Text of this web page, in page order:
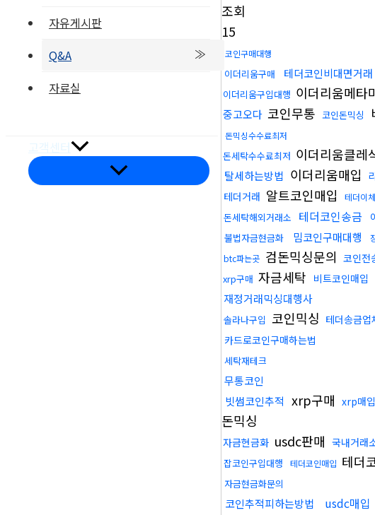
고객센터
메
뉴
토
자유게시판
Q&A
자료실
조회
15
코인구매대행
이더리움구매 테더코인비대면거래
이더리움구입대행 이더리움메타
중고오다 코인무통 코인돈믹싱
돈믹싱수수료최저
돈세탁수수료최저 이더리움클레
탈세하는방법 이더리움매입
테더거래 알트코인매입 테더이체
돈세탁해외거래소 테더코인송금
불법자금현금화 밈코인구매대행
btc파는곳 검돈믹싱문의 코인전
xrp구매 자금세탁 비트코인매입
재정거래믹싱대행사
솔라나구입 코인믹싱 테더송금업
카드로코인구매하는법
세탁재테크
무통코인
빗썸코인추적 xrp구매 xrp매입
돈믹싱
자금현금화 usdc판매 국내거래
잡코인구입대행 테더코인매입 테더
자금현금화문의
코인추적피하는방법 usdc매입